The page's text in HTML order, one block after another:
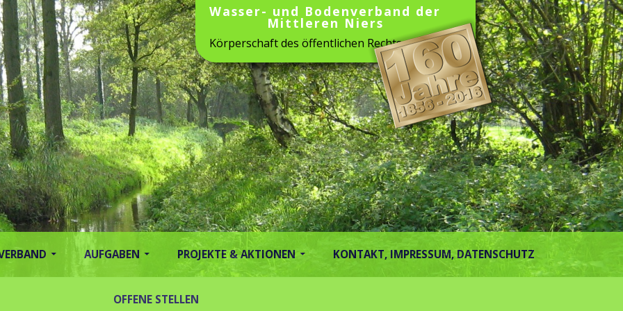
Wasser- und Bodenverband der
Mittleren Niers
Körperschaft des öffentlichen Rechts
AUFGABEN PROJEKTE & AKTIONEN KONTAKT, IMPRESSUM, DATENSCHUTZ
OFFENE STELLEN